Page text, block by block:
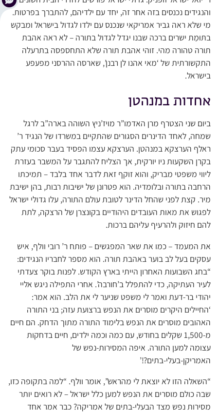
והנגידים נכנסים בזה אחר זה, יחד עם ילדיהם, להתברך בפרטות.
מי שלא ראה גביר אמריקאי שנכנס עם ילדו לגדול בישראל ומבקש
בתּוּמַת ישרים ברכה שבנו יגדל לגדול בתורה – לא ראה אהבת
תורה טהורה מהי. זוהי אהבת תורה שלא התחספסה בתרעלה
התקשורתית של ‘מאי אהנו לן רבנן’, שארסה ההרסני מפעפע
בישראל.
אחדות במנהטן
ביום שני הצטרף מרן האדמו”ר מויז’ניץ השוהה בארה”ב לרגל
שמחה, לאחד הדינרים הסגורים שהתקיים במשרדו של הנגיד ר’
ראלף הערצקא במנהטן. הערצקא עצמו הפסיד בעבר סכומי עתק
בקרן השקעות ניו יורקית, אך הצליח להתגבר על המשבר בעזרת
ליווי משפטי מבריק, והוא זוקף זאת לדבר אחד בלבד – תמיכתו
הרחבה בתורה ובלומדיה. הוא פטרונן של ישיבות רבות, בהן ישיבת
מיר. קצת לפני שהחל הדינר לטובת עולם התורה, עלו גדולי ישראל
לפגוש את מאות העובדים היהודיים בקונצרן של הרצקה, לתת
להם חיזוק ולהרעיף עליהם ברכות.
את המעמד – כמו את שאר המפגשים – פותח ר’ רובי וולף, איש
עסקים בעל לב בוער באהבת תורה. הוא מספר לחבריו הנגידים:
“בחג השבועות האחרון הייתי בארץ הקודש. לפנות בוקר צעדתי
לעיר העתיקה, כדי להתפלל ב’חורבה’. אחרי התפילה ניגש אליי
יהודי בר-דעת ואמר לי משפט שניער לי את הלב. הוא אמר:
‘החיילים היקרים מוסרים את הנפש ברצועת עזה; בני התורה
האהובים מוסרים את הנפש בלימוד התורה מתוך הדחק. הם חיים
מ-1,500 שקלים בחודש, עם כמה וכמה ילדים, חיים בדחקות
עצומה למען התורה. איפה המסירות-נפש של
האמריקן-בעלי-בתים?!’
“השאלה הזו לא יוצאת לי מהראש”, אומר וולף. “למה בתקופה כזו,
שבה כולם מוסרים את הנפש למען כלל ישראל – לא רואים יותר
מסירות נפש מצד הבעלי-בתים של אמריקה? כבר אמר אחד